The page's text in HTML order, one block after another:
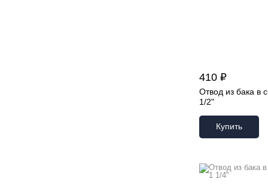
410 ₽
Отвод из бака в
1/2"
Купить